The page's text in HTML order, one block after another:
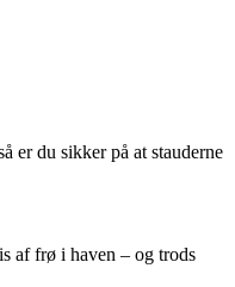
er du sikker på at stauderne
af frø i haven – og trods